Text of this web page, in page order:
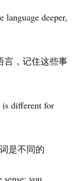
deeper,
，记住这些事
different for
是不同的